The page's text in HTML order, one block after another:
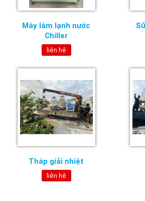
Máy làm lạnh nước
Chiller
liên hệ
Tháp giải nhiệt
liên hệ